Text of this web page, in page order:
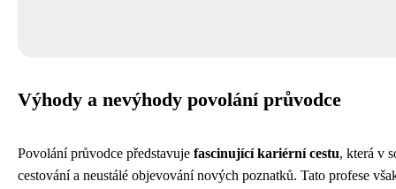
Výhody a nevýhody povolání průvodce
Povolání průvodce představuje fascinující kariérní cestu, která v
cestování a neustálé objevování nových poznatků. Tato profese